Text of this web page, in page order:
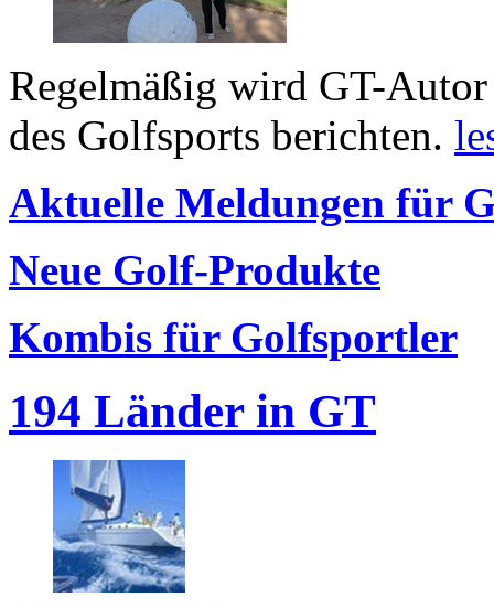
Regelmäßig wird GT-
des Golfsports berichten.
Aktuelle Meldungen für
Neue Golf-Produkte
Kombis für Golfsportler
194 Länder in GT